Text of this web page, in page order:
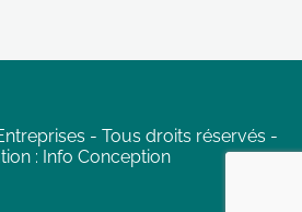
- Tous droits réservés -
: Info Conception